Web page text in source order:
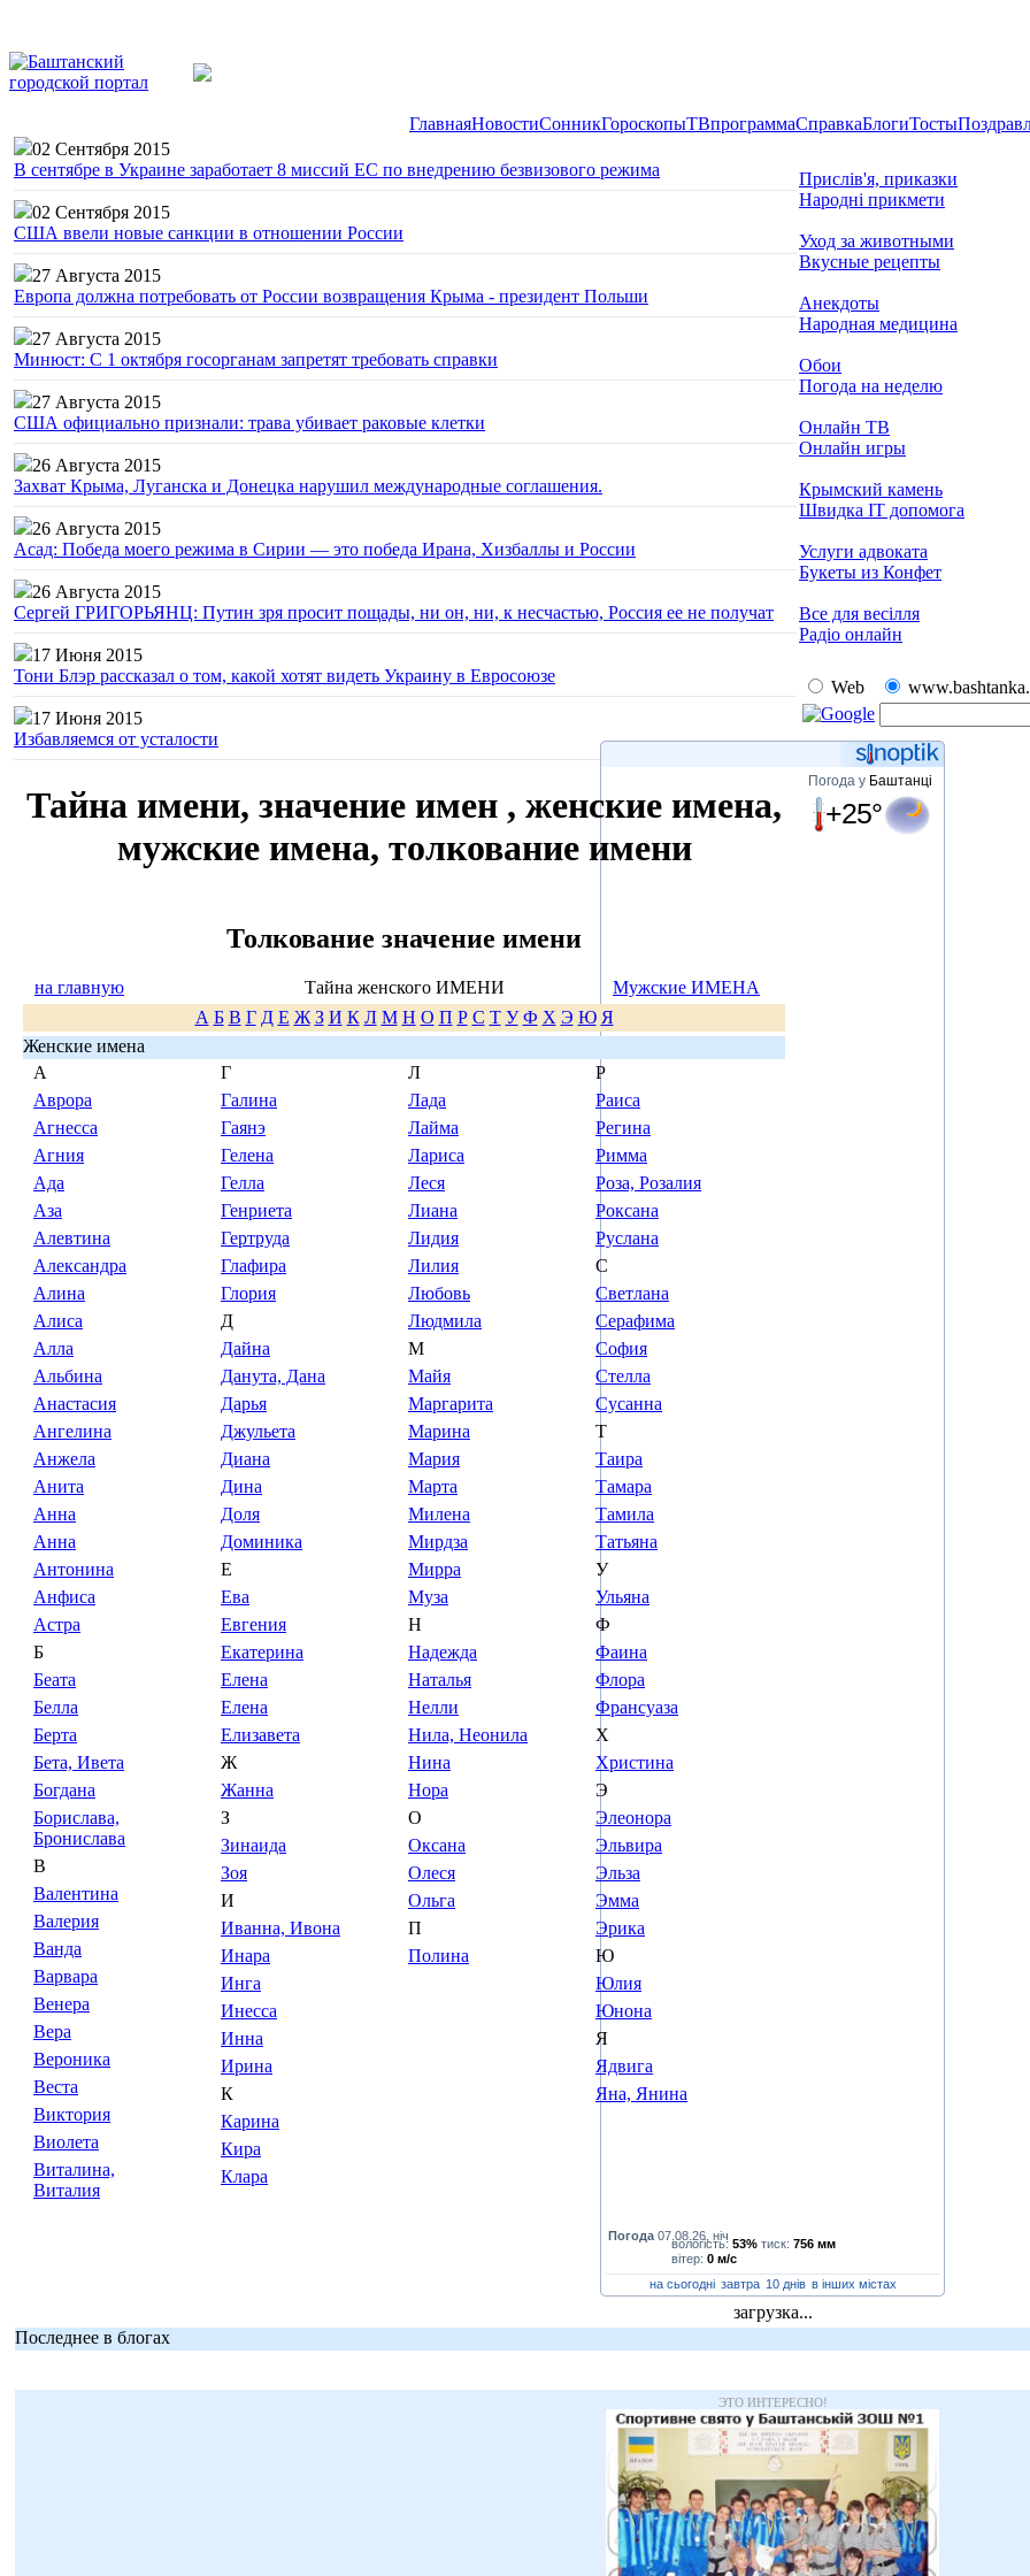
ГлавнаяНовостиСонникГороскопыТВпрограммаСправкаБлогиТосты
02 Сентября 2015
В сентябре в Украине заработает 8 миссий ЕС по внедрению безвизового режима
02 Сентября 2015
США ввели новые санкции в отношении России
27 Августа 2015
Европа должна потребовать от России возвращения Крыма - президент Польши
27 Августа 2015
Минюст: С 1 октября госорганам запретят требовать справки
27 Августа 2015
США официально признали: трава убивает раковые клетки
26 Августа 2015
Захват Крыма, Луганска и Донецка нарушил международные соглашения.
26 Августа 2015
Асад: Победа моего режима в Сирии — это победа Ирана, Хизбаллы и России
26 Августа 2015
Сергей ГРИГОРЬЯНЦ: Путин зря просит пощады, ни он, ни, к несчастью, Россия ее не получат
17 Июня 2015
Тони Блэр рассказал о том, какой хотят видеть Украину в Евросоюзе
17 Июня 2015
Избавляемся от усталости
Тайна имени, значение имен , женские имена,
мужские имена, толкование имени
Толкование значение имени
на главную Тайна женского ИМЕНИ
Мужские ИМЕНА
А Б В Г Д Е Ж З И К Л М Н О П Р С Т У Ф Х Э Ю Я
Женские имена
А
Аврора
Агнесса
Агния
Ада
Аза
Алевтина
Александра
Алина
Алиса
Алла
Альбина
Анастасия
Ангелина
Анжела
Анита
Анна
Анна
Антонина
Анфиса
Астра
Б
Беата
Белла
Берта
Бета, Ивета
Богдана
Борислава,
Бронислава
В
Валентина
Валерия
Ванда
Варвара
Венера
Вера
Вероника
Веста
Виктория
Виолета
Виталина,
Виталия
Г
Галина
Гаянэ
Гелена
Гелла
Генриета
Гертруда
Глафира
Глория
Д
Дайна
Данута, Дана
Дарья
Джульета
Диана
Дина
Доля
Доминика
Е
Ева
Евгения
Екатерина
Елена
Елена
Елизавета
Ж
Жанна
З
Зинаида
Зоя
И
Иванна, Ивона
Инара
Инга
Инесса
Инна
Ирина
К
Карина
Кира
Клара
Л
Лада
Лайма
Лариса
Леся
Лиана
Лидия
Лилия
Любовь
Людмила
М
Майя
Маргарита
Марина
Мария
Марта
Милена
Мирдза
Мирра
Муза
Н
Надежда
Наталья
Нелли
Нила, Неонила
Нина
Нора
О
Оксана
Олеся
Ольга
П
Полина
Р
Раиса
Регина
Римма
Роза, Розалия
Роксана
Руслана
С
Светлана
Серафима
София
Стелла
Сусанна
Т
Таира
Тамара
Тамила
Татьяна
У
Ульяна
Ф
Фаина
Флора
Франсуаза
Х
Христина
Э
Элеонора
Эльвира
Эльза
Эмма
Эрика
Ю
Юлия
Юнона
Я
Ядвига
Яна, Янина
Прислів'я, приказки
Народні прикмети
Уход за животными
Вкусные рецепты
Анекдоты
Народная медицина
Обои
Погода на неделю
Онлайн ТВ
Онлайн игры
Крымский камень
Швидка ІТ допомога
Услуги адвоката
Букеты из Конфет
Все для весілля
Радіо онлайн
Web
Погода 07.08.26, ніч
Погода у Баштанці
+25°
вологість: 53% тиск: 756 мм
вітер: 0 м/с
на сьогодні завтра 10 днів в інших містах
загрузка...
Последнее в блогах
ЭТО ИНТЕРЕСНО!